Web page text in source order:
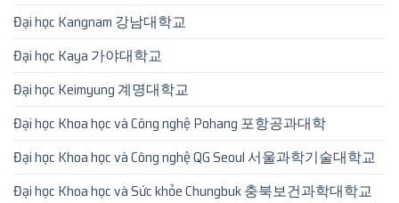
Đại học Kangnam 강남대학교
Đại học Kaya 가야대학교
Đại học Keimyung 계명대학교
Đại học Khoa học và Công nghệ Pohang 포항공과대학
Đại học Khoa học và Công nghệ QG Seoul 서울과학기술대학교
Đại học Khoa học và Sức khỏe Chungbuk 충북보건과학대학교